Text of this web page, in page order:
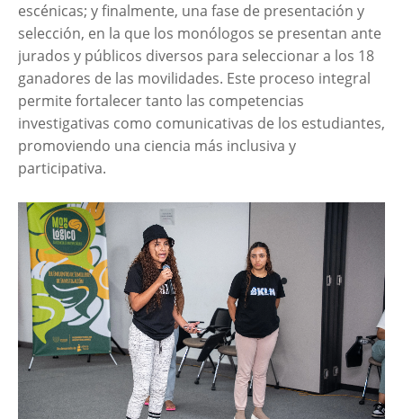
escénicas; y finalmente, una fase de presentación y
selección, en la que los monólogos se presentan ante
jurados y públicos diversos para seleccionar a los 18
ganadores de las movilidades. Este proceso integral
permite fortalecer tanto las competencias
investigativas como comunicativas de los estudiantes,
promoviendo una ciencia más inclusiva y
participativa.